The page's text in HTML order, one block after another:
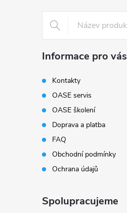
Informace pro vás
Kontakty
OASE servis
OASE školení
Doprava a platba
FAQ
Obchodní podmínky
Ochrana údajů
Spolupracujeme